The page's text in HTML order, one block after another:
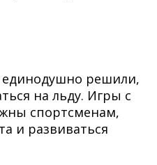
единодушно решили,
на льду. Игры с
спортсменам,
и развиваться